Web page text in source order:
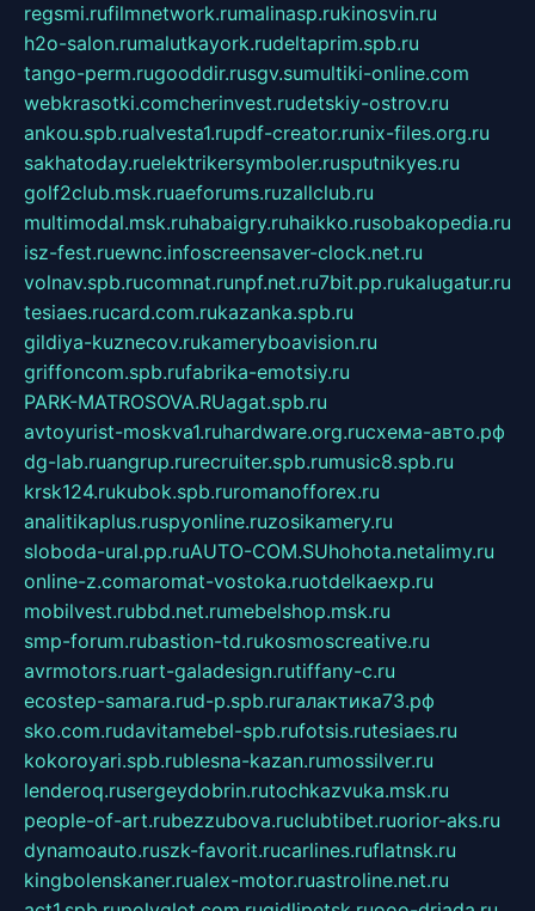
regsmi.rufilmnetwork.rumalinasp.rukinosvin.ru
h2o-salon.rumalutkayork.rudeltaprim.spb.ru
tango-perm.rugooddir.rusgv.sumultiki-online.com
webkrasotki.comcherinvest.rudetskiy-ostrov.ru
ankou.spb.rualvesta1.rupdf-creator.runix-files.org.ru
sakhatoday.ruelektrikersymboler.rusputnikyes.ru
golf2club.msk.ruaeforums.ruzallclub.ru
multimodal.msk.ruhabaigry.ruhaikko.rusobakopedia.ru
isz-fest.ruewnc.infoscreensaver-clock.net.ru
volnav.spb.rucomnat.runpf.net.ru7bit.pp.rukalugatur.ru
tesiaes.rucard.com.rukazanka.spb.ru
gildiya-kuznecov.rukameryboavision.ru
griffoncom.spb.rufabrika-emotsiy.ru
PARK-MATROSOVA.RUagat.spb.ru
avtoyurist-moskva1.ruhardware.org.ruсхема-авто.рф
dg-lab.ruangrup.rurecruiter.spb.rumusic8.spb.ru
krsk124.rukubok.spb.ruromanofforex.ru
analitikaplus.ruspyonline.ruzosikamery.ru
sloboda-ural.pp.ruAUTO-COM.SUhohota.netalimy.ru
online-z.comaromat-vostoka.ruotdelkaexp.ru
mobilvest.rubbd.net.rumebelshop.msk.ru
smp-forum.rubastion-td.rukosmoscreative.ru
avrmotors.ruart-galadesign.rutiffany-c.ru
ecostep-samara.rud-p.spb.ruгалактика73.рф
sko.com.rudavitamebel-spb.rufotsis.rutesiaes.ru
kokoroyari.spb.rublesna-kazan.rumossilver.ru
lenderoq.rusergeydobrin.rutochkazvuka.msk.ru
people-of-art.rubezzubova.ruclubtibet.ruorior-aks.ru
dynamoauto.ruszk-favorit.rucarlines.ruflatnsk.ru
kingbolenskaner.rualex-motor.ruastroline.net.ru